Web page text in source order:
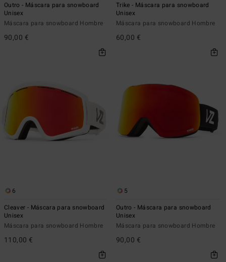
Outro - Máscara para snowboard
Unisex
Máscara para snowboard Hombre
90,00 €
Trike - Máscara para snowboard
Unisex
Máscara para snowboard Hombre
60,00 €
6
Cleaver - Máscara para snowboard
Unisex
Máscara para snowboard Hombre
110,00 €
5
Outro - Máscara para snowboard
Unisex
Máscara para snowboard Hombre
90,00 €